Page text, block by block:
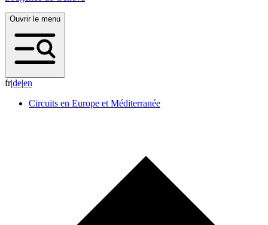
Ouvrir le menu
fr|de|en
Circuits en Europe et Méditerranée